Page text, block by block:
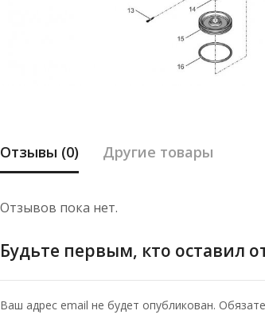
Отзывы (0) Другие товары
Отзывов пока нет.
Будьте первым, кто оставил
Ваш адрес email не будет опубликован.